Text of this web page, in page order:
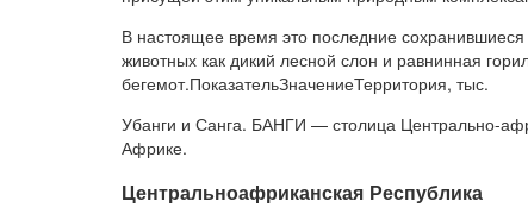
В настоящее время это последние
животных как дикий лесной слон и равнинная
бегемот.ПоказательЗначениеТерритория, тыс.
Убанги и Санга. БАНГИ — столица Центрально-
Африке.
Центральноафриканская Республика